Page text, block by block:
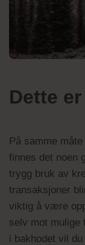
Dette
På samme
finnes det noen
trygg bruk av
transaksjoner
viktig å være
selv mot mulige
i bakhodet vil